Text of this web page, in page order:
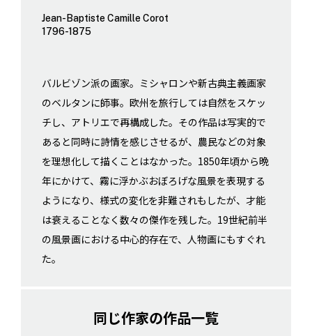
Jean-Baptiste Camille Corot
1796-1875
バルビゾン派の画家。ミシャロンや新古典主義画家
のベルタンに師事。欧州を旅行しては自然をスケッ
チし、アトリエで再構成した。その作品は写実的で
あると同時に詩情を感じさせるが、農民などの対象
を理想化して描くことはなかった。1850年頃から晩
年にかけて、霧に浮かぶおぼろげな風景を表現する
ようになり、様式の変化を非難されもしたが、才能
は衰えることなく数々の傑作を残した。19世紀前半
の風景画における中心的存在で、人物画にもすぐれ
た。
同じ作家の作品一覧